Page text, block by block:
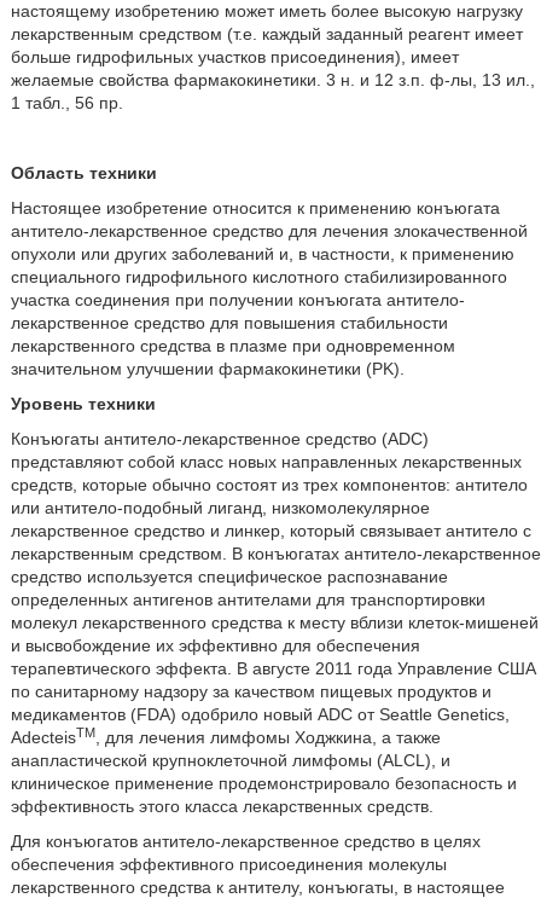
настоящему изобретению может иметь более высокую нагрузку
лекарственным средством (т.е. каждый заданный реагент имеет
больше гидрофильных участков присоединения), имеет
желаемые свойства фармакокинетики. 3 н. и 12 з.п. ф-лы, 13 ил.,
1 табл., 56 пр.
Область техники
Настоящее изобретение относится к применению конъюгата
антитело-лекарственное средство для лечения злокачественной
опухоли или других заболеваний и, в частности, к применению
специального гидрофильного кислотного стабилизированного
участка соединения при получении конъюгата антитело-
лекарственное средство для повышения стабильности
лекарственного средства в плазме при одновременном
значительном улучшении фармакокинетики (PK).
Уровень техники
Конъюгаты антитело-лекарственное средство (ADC)
представляют собой класс новых направленных лекарственных
средств, которые обычно состоят из трех компонентов: антитело
или антитело-подобный лиганд, низкомолекулярное
лекарственное средство и линкер, который связывает антитело с
лекарственным средством. В конъюгатах антитело-лекарственное
средство используется специфическое распознавание
определенных антигенов антителами для транспортировки
молекул лекарственного средства к месту вблизи клеток-мишеней
и высвобождение их эффективно для обеспечения
терапевтического эффекта. В августе 2011 года Управление США
по санитарному надзору за качеством пищевых продуктов и
медикаментов (FDA) одобрило новый ADC от Seattle Genetics,
AdecteisTM, для лечения лимфомы Ходжкина, а также
анапластической крупноклеточной лимфомы (ALCL), и
клиническое применение продемонстрировало безопасность и
эффективность этого класса лекарственных средств.
Для конъюгатов антитело-лекарственное средство в целях
обеспечения эффективного присоединения молекулы
лекарственного средства к антителу, конъюгаты, в настоящее